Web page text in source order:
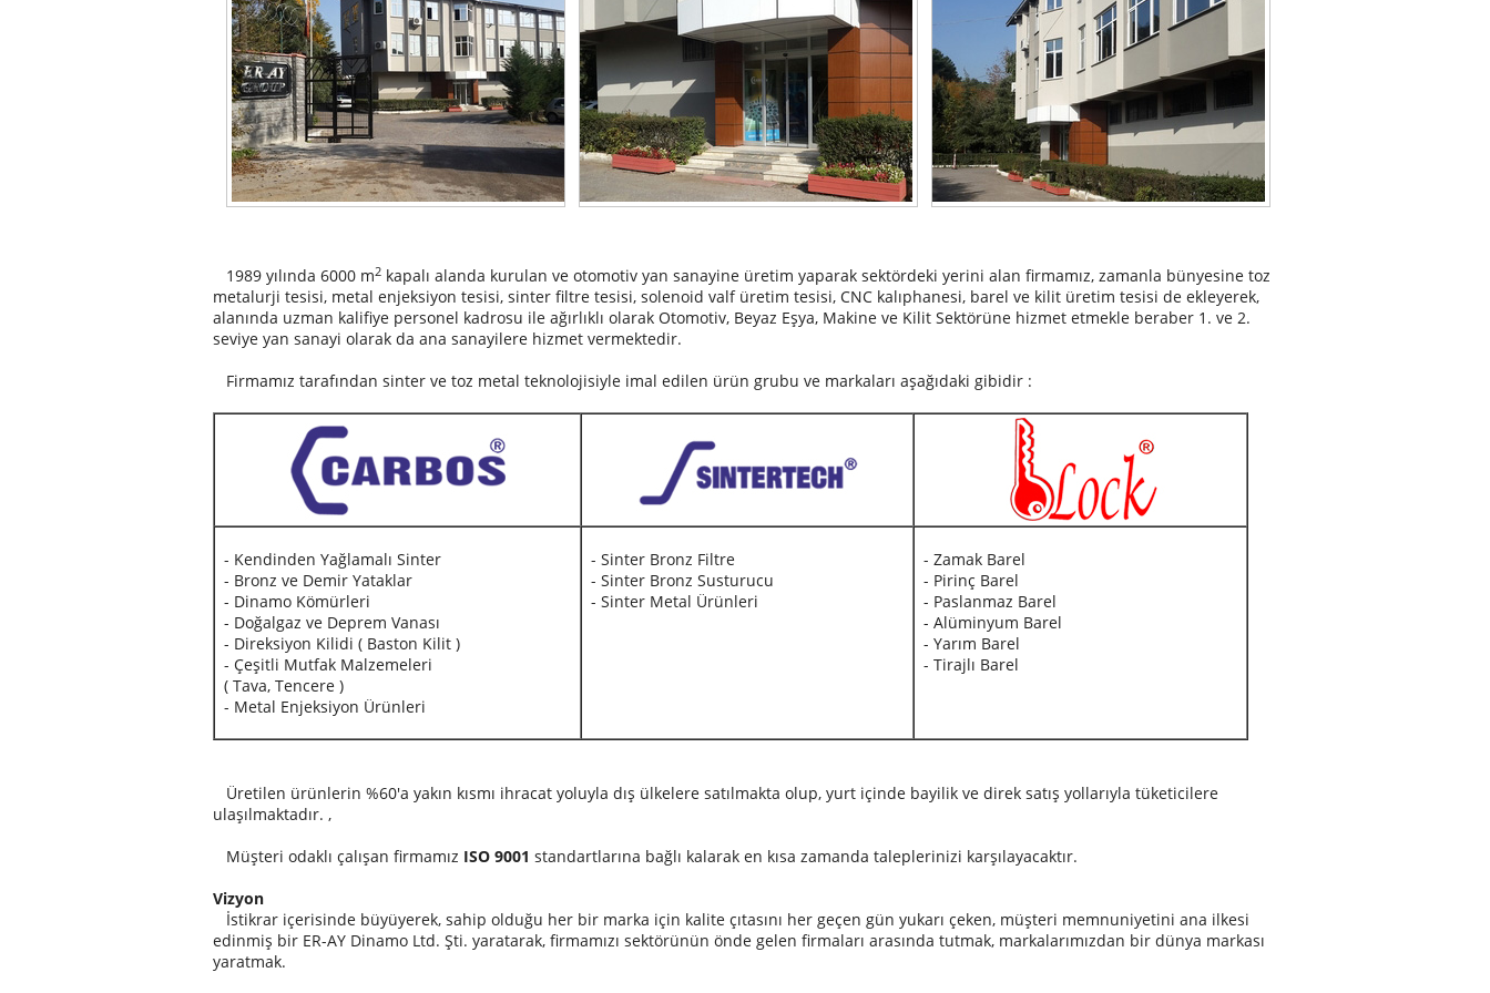
1989 yılında 6000 m2 kapalı alanda kurulan ve otomotiv yan sanayine üretim yaparak sektördeki yerini alan firmamız, zamanla bünyesine toz
metalurji tesisi, metal enjeksiyon tesisi, sinter filtre tesisi, solenoid valf üretim tesisi, CNC kalıphanesi, barel ve kilit üretim tesisi de ekleyerek,
alanında uzman kalifiye personel kadrosu ile ağırlıklı olarak Otomotiv, Beyaz Eşya, Makine ve Kilit Sektörüne hizmet etmekle beraber 1. ve 2.
seviye yan sanayi olarak da ana sanayilere hizmet vermektedir.
Firmamız tarafından sinter ve toz metal teknolojisiyle imal edilen ürün grubu ve markaları aşağıdaki gibidir :
- Kendinden Yağlamalı Sinter
- Bronz ve Demir Yataklar
- Dinamo Kömürleri
- Doğalgaz ve Deprem Vanası
- Direksiyon Kilidi ( Baston Kilit )
- Çeşitli Mutfak Malzemeleri
( Tava, Tencere )
- Metal Enjeksiyon Ürünleri
- Sinter Bronz Filtre
- Sinter Bronz Susturucu
- Sinter Metal Ürünleri
- Zamak Barel
- Pirinç Barel
- Paslanmaz Barel
- Alüminyum Barel
- Yarım Barel
- Tirajlı Barel
Üretilen ürünlerin %60'a yakın kısmı ihracat yoluyla dış ülkelere satılmakta olup, yurt içinde bayilik ve direk satış yollarıyla tüketicilere
ulaşılmaktadır. ,
Müşteri odaklı çalışan firmamız ISO 9001 standartlarına bağlı kalarak en kısa zamanda taleplerinizi karşılayacaktır.
Vizyon
İstikrar içerisinde büyüyerek, sahip olduğu her bir marka için kalite çıtasını her geçen gün yukarı çeken, müşteri memnuniyetini ana ilkesi
edinmiş bir ER-AY Dinamo Ltd. Şti. yaratarak, firmamızı sektörünün önde gelen firmaları arasında tutmak, markalarımızdan bir dünya markası
yaratmak.